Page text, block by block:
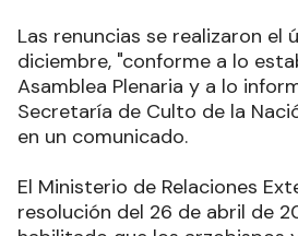
Las renuncias se realizaron el
diciembre, "conforme a lo
Asamblea Plenaria y a lo
Secretaría de Culto de la
en un comunicado.
El Ministerio de Relaciones
resolución del 26 de abril de